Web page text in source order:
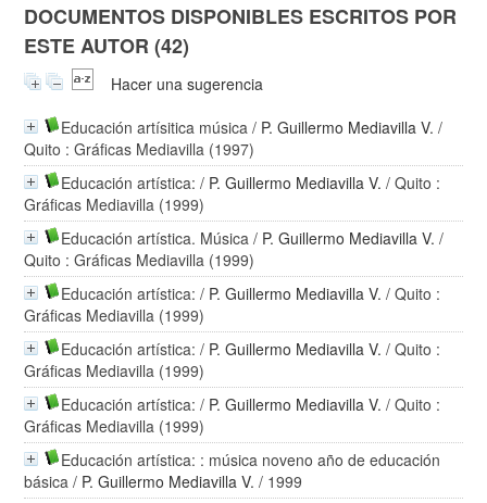
DOCUMENTOS DISPONIBLES ESCRITOS POR
ESTE AUTOR (42)
Hacer una sugerencia
Educación artísitica música / P. Guillermo Mediavilla V. /
Quito : Gráficas Mediavilla (1997)
Educación artística: / P. Guillermo Mediavilla V. / Quito :
Gráficas Mediavilla (1999)
Educación artística. Música / P. Guillermo Mediavilla V. /
Quito : Gráficas Mediavilla (1999)
Educación artística: / P. Guillermo Mediavilla V. / Quito :
Gráficas Mediavilla (1999)
Educación artística: / P. Guillermo Mediavilla V. / Quito :
Gráficas Mediavilla (1999)
Educación artística: / P. Guillermo Mediavilla V. / Quito :
Gráficas Mediavilla (1999)
Educación artística: : música noveno año de educación
básica / P. Guillermo Mediavilla V. / 1999